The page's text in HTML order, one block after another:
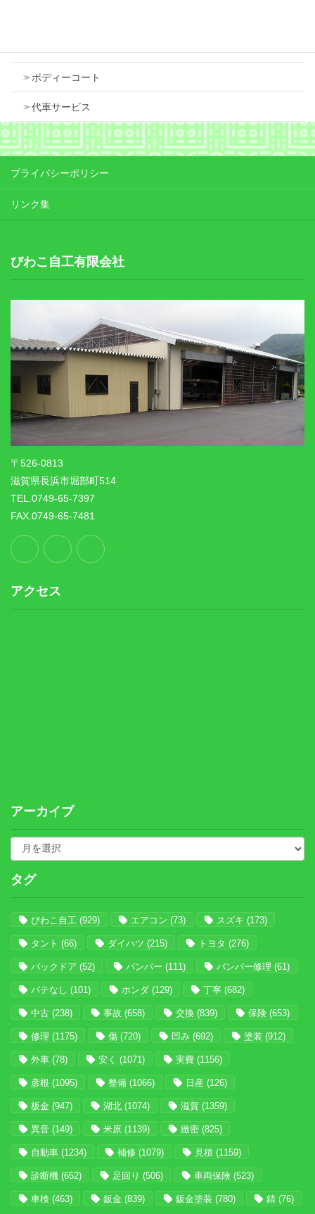
ボディーコート
代車サービス
プライバシーポリシー
リンク集
びわこ自工有限会社
〒526-0813
滋賀県長浜市堀部町514
TEL.0749-65-7397
FAX.0749-65-7481
アクセス
アーカイブ
タグ
びわこ自工 (929) エアコン (73) スズキ (173)
タント (66) ダイハツ (215) トヨタ (276)
バックドア (52) バンパー (111) バンパー修理 (61)
パテなし (101) ホンダ (129) 丁寧 (682)
中古 (238) 事故 (658) 交換 (839) 保険 (653)
修理 (1175) 傷 (720) 凹み (692) 塗装 (912)
外車 (78) 安く (1071) 実費 (1156)
彦根 (1095) 整備 (1066) 日産 (126)
板金 (947) 湖北 (1074) 滋賀 (1359)
異音 (149) 米原 (1139) 緻密 (825)
自動車 (1234) 補修 (1079) 見積 (1159)
診断機 (652) 足回り (506) 車両保険 (523)
車検 (463) 鈑金 (839) 鈑金塗装 (780) 錆 (76)